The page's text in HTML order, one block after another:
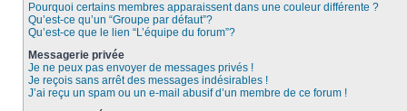
Pourquoi certains membres apparaissent dans une couleur différente ?
Qu’est-ce qu’un “Groupe par défaut”?
Qu’est-ce que le lien “L’équipe du forum”?
Messagerie privée
Je ne peux pas envoyer de messages privés !
Je reçois sans arrêt des messages indésirables !
J’ai reçu un spam ou un e-mail abusif d’un membre de ce forum !